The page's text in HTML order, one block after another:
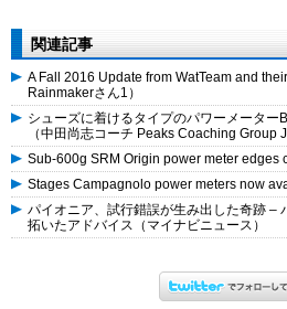
関連記事
A Fall 2016 Update from WatTeam and
Rainmakerさん1）
シューズに着けるタイプのパワーメーター
（中田尚志コーチ Peaks Coaching Group
Sub-600g SRM Origin power meter edges
Stages Campagnolo power meters now
パイオニア、試行錯誤が生み出した奇跡 –
拓いたアドバイス（マイナビニュース）